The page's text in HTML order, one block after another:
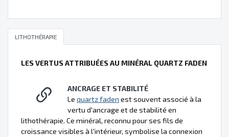
LITHOTHÉRAPIE
LES VERTUS ATTRIBUÉES AU MINÉRAL QUARTZ FADEN
ANCRAGE ET STABILITÉ
Le quartz faden est souvent associé à la
vertu d'ancrage et de stabilité en
lithothérapie. Ce minéral, reconnu pour ses fils de
croissance visibles à l'intérieur, symbolise la connexion